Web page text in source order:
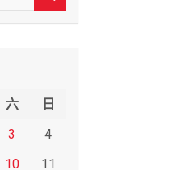
六
日
3
4
10
11